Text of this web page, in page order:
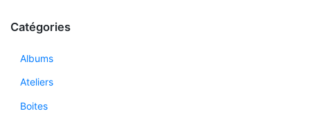
Catégories
Albums
Ateliers
Boites